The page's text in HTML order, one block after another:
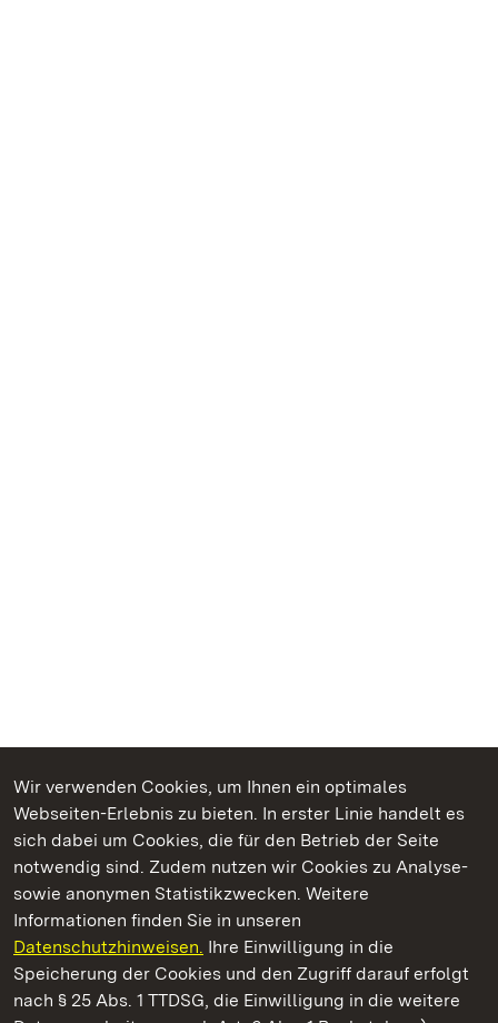
Wir verwenden Cookies, um Ihnen ein optimales
Webseiten-Erlebnis zu bieten. In erster Linie handelt es
sich dabei um Cookies, die für den Betrieb der Seite
notwendig sind. Zudem nutzen wir Cookies zu Analyse-
sowie anonymen Statistikzwecken. Weitere
Informationen finden Sie in unseren
Datenschutzhinweisen. Ihre Einwilligung in die
Speicherung der Cookies und den Zugriff darauf erfolgt
nach § 25 Abs. 1 TTDSG, die Einwilligung in die weitere
Kommen. Staunen. Genießen.
Staatliche Schlösser und Gärten Baden‑Württemberg
Staatliche Schlösser und Gärten Baden-Württemberg